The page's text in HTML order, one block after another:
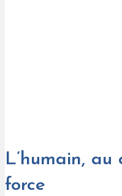
L’humain,
force